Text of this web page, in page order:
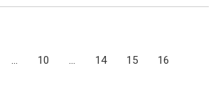
... 10 ... 14 15
16